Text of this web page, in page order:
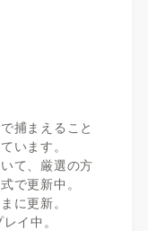
捕まえること
います。
て、厳選の方
で更新中。
に更新。
イ中。